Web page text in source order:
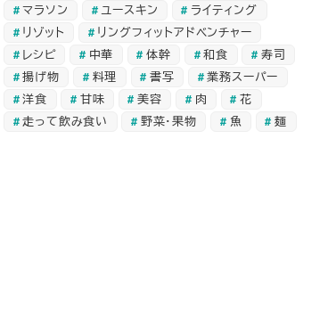
マラソン
ユースキン
ライティング
リゾット
リングフィットアドベンチャー
レシピ
中華 体幹 和食
寿司
揚げ物
料理 書写
業務スーパー
洋食
甘味 美容 肉
花
走って飲み食い
野菜・果物 魚 麺